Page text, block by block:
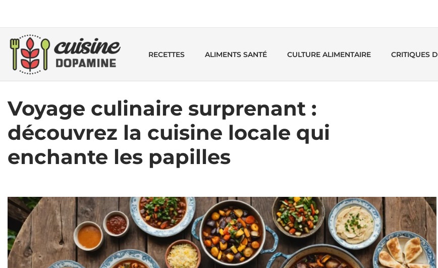
RECETTES ALIMENTS SANTÉ CULTURE ALIMENTAIRE CRITIQUES
Voyage culinaire surprenant :
découvrez la cuisine locale qui
enchante les papilles